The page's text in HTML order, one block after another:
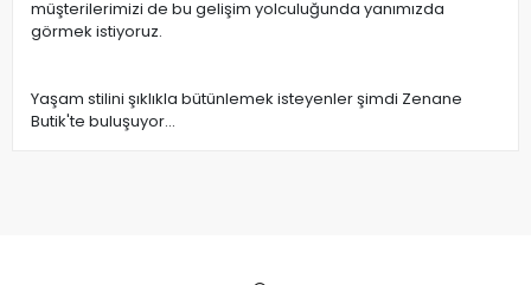
müşterilerimizi de bu gelişim yolculuğunda yanımızda
görmek istiyoruz.
Yaşam stilini şıklıkla bütünlemek isteyenler şimdi Zenane
Butik'te buluşuyor...